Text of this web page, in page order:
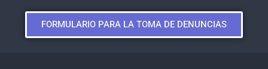
FORMULARIO PARA LA TOMA DE DENUNCIAS